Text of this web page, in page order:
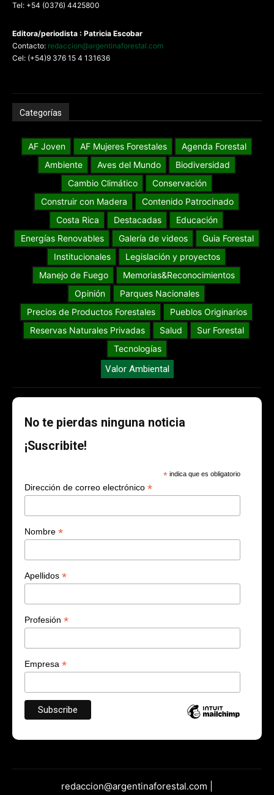
Tel: +54 (0376) 4425800
Editora/periodista : Patricia Escobar
Contacto: redaccion@argentinaforestal.com
Cel: (+54)9 376 15 4 131636
Categorías
AF Joven AF Mujeres Forestales
Agenda Forestal
Ambiente
Aves del Mundo
Biodiversidad
Cambio Climático
Conservación
Construir con Madera
Contenido Patrocinado
Costa Rica
Destacadas
Educación
Energías Renovables
Galería de videos
Guia Forestal
Institucionales
Legislación y proyectos
Manejo de Fuego
Memorias&Reconocimientos
Opinión
Parques Nacionales
Precios de Productos Forestales
Pueblos Originarios
Reservas Naturales Privadas
Salud
Sur Forestal
Tecnologías
Valor Ambiental
No te pierdas ninguna noticia
¡Suscribite!
* indica que es obligatorio
Dirección de correo electrónico *
Nombre *
Apellidos *
Profesión *
Empresa *
redaccion@argentinaforestal.com |